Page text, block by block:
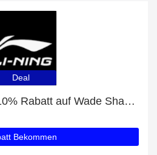
Deal
Profitieren Sie von 10% Rabatt auf Wade Shadow 5 "Dreamer" und andere 70-Angebote
Bekommen